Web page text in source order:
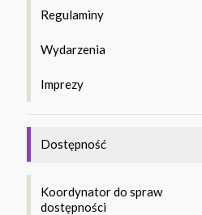
Regulaminy
Wydarzenia
Imprezy
Dostępność
Koordynator do spraw
dostępności